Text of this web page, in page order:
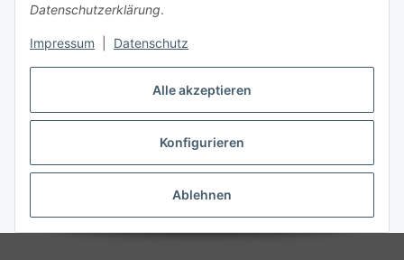
Alle akzeptieren
Konfigurieren
Ablehnen
Datenschutzerklärung.
Impressum Datenschutz
Gesetzliche Informationen
Ratgeber